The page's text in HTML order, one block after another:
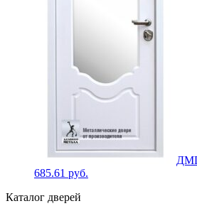
685.61 руб.
Каталог дверей